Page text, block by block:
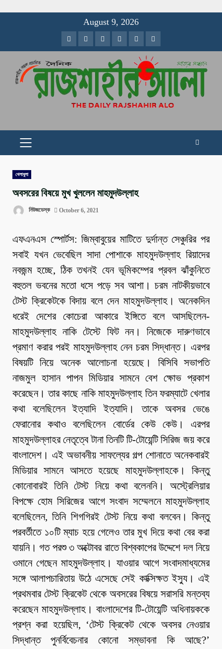
August 9, 2026
Facebook
TwitterInstagram
Youtube
VK LinkedIn
PRIMARY
খেলাধুলা
অবসরের বিষয়ে মুখ খুললেন মাহমুদউল্লাহ
নিউজডেস্ক October 6, 2021
এফএনএস স্পোর্টস: জিম্বাবুয়ের মাটিতে দুর্দান্ত সেঞ্চুরির পর
সবাই যখন ভেবেছিল সাদা পোশাকে মাহমুদউল্লাহ রিয়াদের
নবজন্ম হচ্ছে, ঠিক তখনই যেন ভূমিকম্পের প্রবল ঝাঁকুনিতে
বহুতল ভবনের মতো ধসে পড়ে সব আশা। চরম নাটকীয়ভাবে
টেস্ট ক্রিকেটকে বিদায় বলে দেন মাহমুদউল্লাহ। অনেকদিন
ধরেই দেশের কোচেরা আকারে ইঙ্গিতে বলে আসছিলেন-
মাহমুদউল্লাহ নাকি টেস্টে ফিট নন। নিজেকে দারুণভাবে
প্রমাণ করার পরই মাহমুদউল্লাহ নেন চরম সিদ্ধান্ত। এরপর
বিষয়টি নিয়ে অনেক আলোচনা হয়েছে। বিসিবি সভাপতি
নাজমুল হাসান পাপন মিডিয়ার সামনে বেশ ক্ষোভ প্রকাশ
করেছেন। তার কাছে নাকি মাহমুদউল্লাহ তিন ফরম্যাটে খেলার
কথা বলেছিলেন ইত্যাদি ইত্যাদি। তাকে অবসর ভেঙে
ফেরানোর কথাও বলেছিলেন বোর্ডের কেউ কেউ। এরপর
মাহমুদউল্লাহর নেতৃত্বে টানা তিনটি টি-টোয়েন্টি সিরিজ জয় করে
বাংলাদেশ। এই অভাবনীয় সাফল্যের গল্প শোনাতে অনেকবারই
মিডিয়ার সামনে আসতে হয়েছে মাহমুদউল্লাহকে। কিন্তু
কোনোবারই তিনি টেস্ট নিয়ে কথা বলেননি। অস্ট্রেলিয়ার
বিপক্ষে হোম সিরিজের আগে সংবাদ সম্মেলনে মাহমুদউল্লাহ
বলেছিলেন, তিনি শিগগিরই টেস্ট নিয়ে কথা বলবেন। কিন্তু
পরবর্তীতে ১০টি ম্যাচ হয়ে গেলেও তার মুখ দিয়ে কথা বের করা
যায়নি। গত পরশু ৩ অক্টোবর রাতে বিশ্বকাপের উদ্দেশে দল নিয়ে
ওমানে গেছেন মাহমুদউল্লাহ। যাওয়ার আগে সংবাদমাধ্যমের
সঙ্গে আলাপচারিতায় উঠে এসেছে সেই কাক্সিক্ষত ইস্যু। এই
প্রথমবার টেস্ট ক্রিকেট থেকে অবসরের বিষয়ে সরাসরি মন্তব্য
করেছেন মাহমুদউল্লাহ। বাংলাদেশের টি-টোয়েন্টি অধিনায়ককে
প্রশ্ন করা হয়েছিল, ‘টেস্ট ক্রিকেট থেকে অবসর নেওয়ার
সিদ্ধান্ত পুনর্বিবেচনার কোনো সম্ভাবনা কি আছে?’